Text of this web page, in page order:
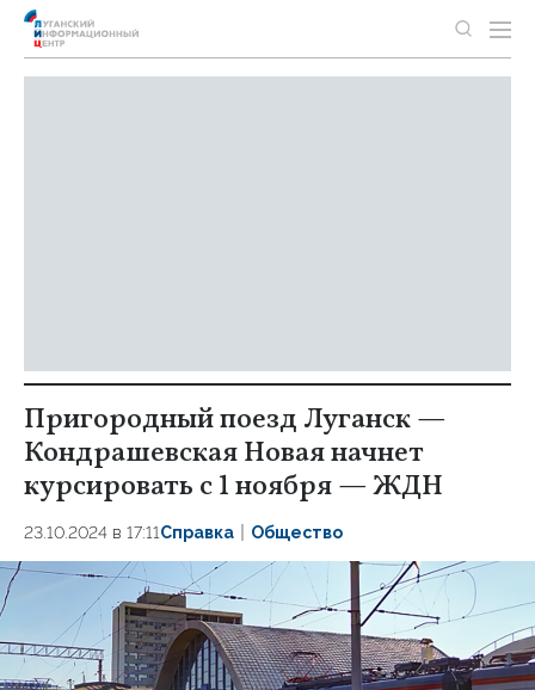
Пригородный поезд Луганск —
Кондрашевская Новая начнет
курсировать с 1 ноября — ЖДН
23.10.2024 в 17:11Справка Общество